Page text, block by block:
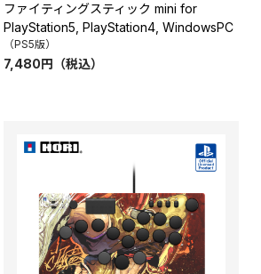
ファイティングスティック mini for
PlayStation5, PlayStation4, WindowsPC
（PS5版）
7,480円 （税込）